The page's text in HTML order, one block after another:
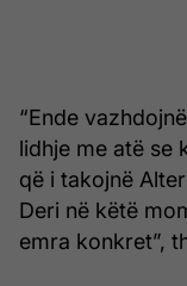
“Ende
lidhje me atë se
që i takojnë
Deri në këtë
emra konkret”,